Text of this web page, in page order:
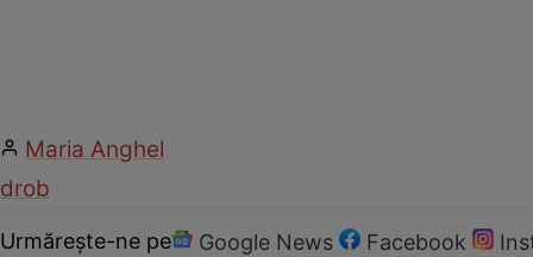
Maria Anghel
drob
Urmărește-ne pe Google News Facebook